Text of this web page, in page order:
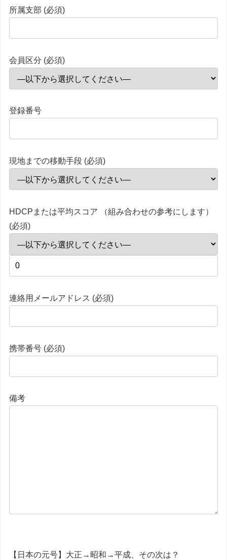
所属支部 (必須)
会員区分 (必須)
登録番号
現地までの移動手段 (必須)
HDCPまたは平均スコア （組み合わせの参考にします）
(必須)
連絡用メールアドレス (必須)
携帯番号 (必須)
備考
【日本の元号】大正→昭和→平成、その次は？